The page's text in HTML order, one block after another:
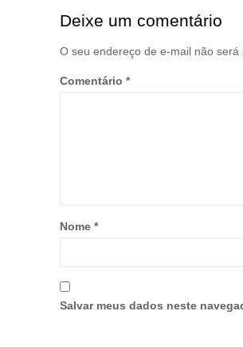
Deixe um comentário
O seu endereço de e-mail não será
Comentário *
Nome *
Salvar meus dados neste